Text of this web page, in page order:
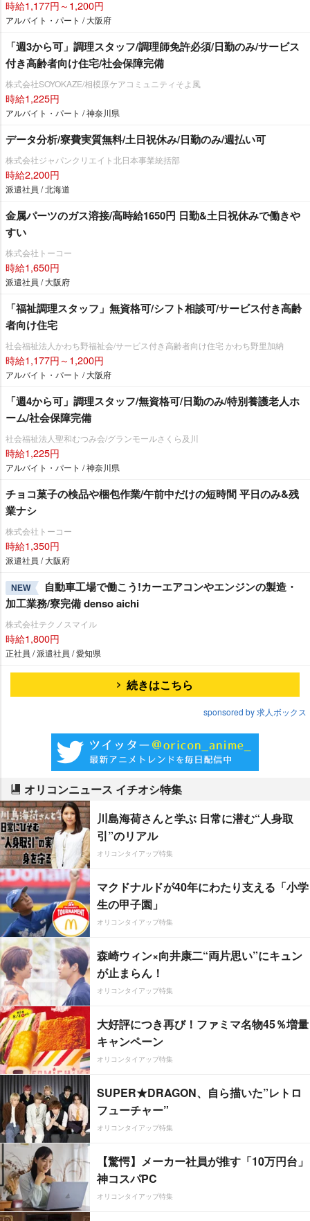
時給1,177円～1,200円
アルバイト・パート / 大阪府
「週3から可」調理スタッフ/調理師免許必須/日勤のみ/サービス
付き高齢者向け住宅/社会保障完備
株式会社SOYOKAZE/相模原ケアコミュニティそよ風
時給1,225円
アルバイト・パート / 神奈川県
データ分析/寮費実質無料/土日祝休み/日勤のみ/週払い可
株式会社ジャパンクリエイト北日本事業統括部
時給2,200円
派遣社員 / 北海道
金属パーツのガス溶接/高時給1650円 日勤&土日祝休みで働き
すい
株式会社トーコー
時給1,650円
派遣社員 / 大阪府
「福祉調理スタッフ」無資格可/シフト相談可/サービス付き高齢
者向け住宅
社会福祉法人かわち野福祉会/サービス付き高齢者向け住宅 かわち野里加納
時給1,177円～1,200円
アルバイト・パート / 大阪府
「週4から可」調理スタッフ/無資格可/日勤のみ/特別養護老人ホ
ーム/社会保障完備
社会福祉法人聖和むつみ会/グランモールさくら及川
時給1,225円
アルバイト・パート / 神奈川県
チョコ菓子の検品や梱包作業/午前中だけの短時間 平日のみ&残
業ナシ
株式会社トーコー
時給1,350円
派遣社員 / 大阪府
NEW
自動車工場で働こう!カーエアコンやエンジンの製造・
加工業務/寮完備 denso aichi
株式会社テクノスマイル
時給1,800円
正社員 / 派遣社員 / 愛知県
続きはこちら
sponsored by 求人ボックス
オリコンニュース イチオシ特集
川島海荷さんと学ぶ 日常に潜む“人身取
引”のリアル
オリコンタイアップ特集
マクドナルドが40年にわたり支える「小学
生の甲子園」
オリコンタイアップ特集
森崎ウィン×向井康二“両片思い”にキュン
が止まらん！
オリコンタイアップ特集
大好評につき再び！ファミマ名物45％増量
キャンペーン
オリコンタイアップ特集
SUPER★DRAGON、自ら描いた”レトロ
フューチャー”
オリコンタイアップ特集
【驚愕】メーカー社員が推す「10万円台」
神コスパPC
オリコンタイアップ特集